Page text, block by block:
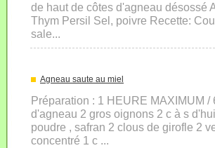
de haut de côtes d'agneau désossé
Thym Persil Sel, poivre Recette:
sale...
Agneau saute au miel
Préparation : 1 HEURE MAXIMUM
d'agneau 2 gros oignons 2 c à s
poudre , safran 2 clous de girofle 2
concentré 1 c ...